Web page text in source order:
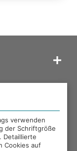
verwenden
der Schriftgröße
Detaillierte
Cookies auf